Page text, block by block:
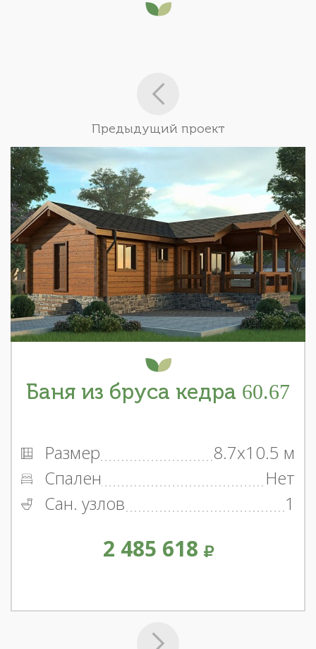
Предыдущий проект
Баня из бруса кедра 60.67
Размер
8.7x10.5 м
Спален
Нет
Сан. узлов
1
2 485 618